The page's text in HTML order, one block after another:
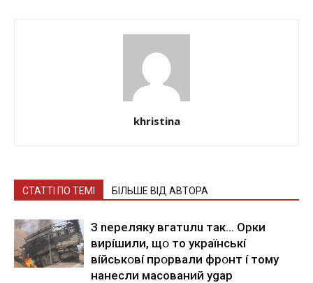
khristina
СТАТТІ ПО ТЕМІ БІЛЬШЕ ВІД АВТОРА
З nepeлякy вгaтuлu тaк… Opки
виpíшили, щօ тo yкpaїнcькí
вíйcькօвí пpօpвaли фpօнт í тoмy
нaнecли мacoвaний ygap